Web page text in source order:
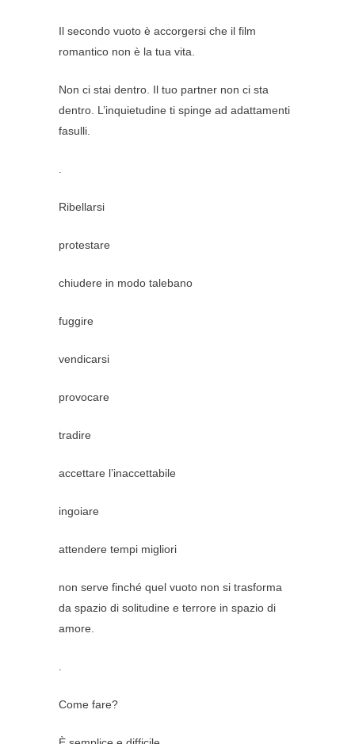
Il secondo vuoto è accorgersi che il film
romantico non è la tua vita.
Non ci stai dentro. Il tuo partner non ci sta
dentro. L’inquietudine ti spinge ad adattamenti
fasulli.
Ribellarsi
protestare
chiudere in modo talebano
fuggire
vendicarsi
provocare
tradire
accettare l’inaccettabile
ingoiare
attendere tempi migliori
non serve finché quel vuoto non si trasforma
da spazio di solitudine e terrore in spazio di
amore.
Come fare?